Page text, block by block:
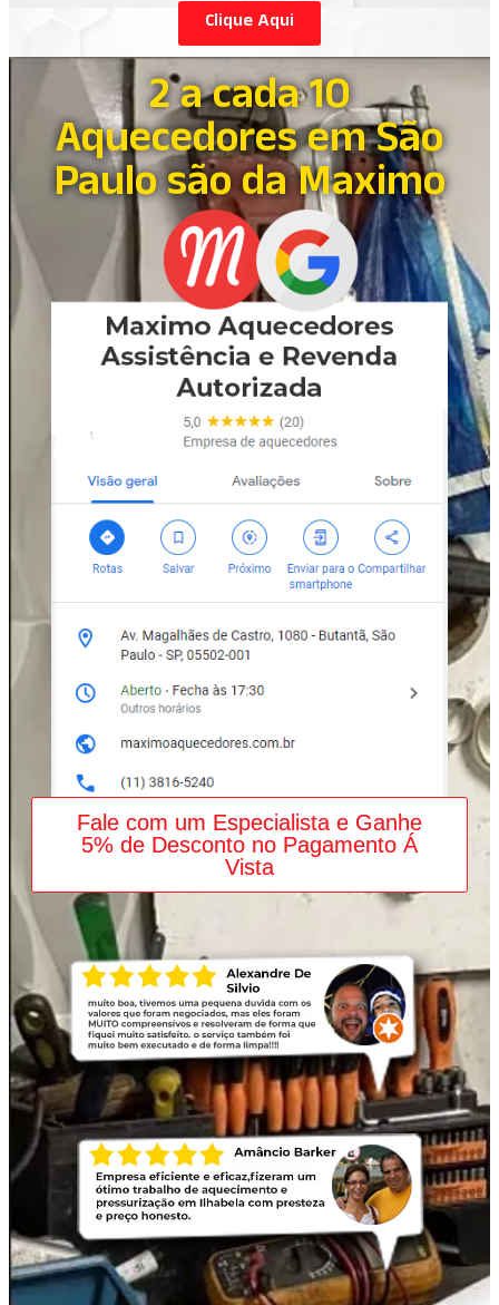
Clique Aqui
2 a cada 10
Aquecedores em São
Paulo são da Maximo
Fale com um Especialista e Ganhe
5% de Desconto no Pagamento Á
Vista